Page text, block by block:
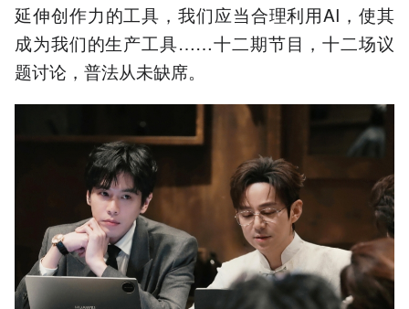
延伸创作力的工具，我们应当合理利用AI，使其
成为我们的生产工具……十二期节目，十二场议
题讨论，普法从未缺席。